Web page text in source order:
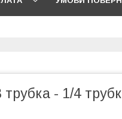
трубка - 1/4